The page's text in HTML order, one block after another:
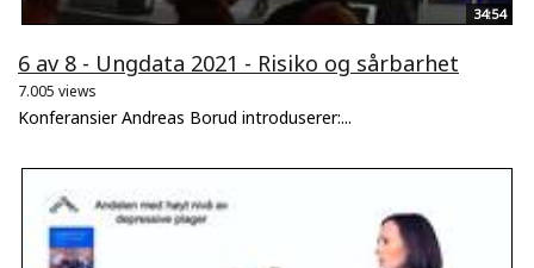
34:54
6 av 8 - Ungdata 2021 - Risiko og sårbarhet
7.005 views
Konferansier Andreas Borud introduserer:...